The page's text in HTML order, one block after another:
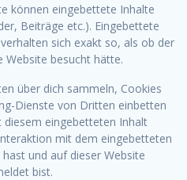
können eingebettete Inhalte
Beiträge etc.). Eingebettete
sich exakt so, als ob der
Website besucht hätte.
über dich sammeln, Cookies
Dienste von Dritten einbetten
eingebetteten Inhalt
mit dem eingebetteten
und auf dieser Website
bist.